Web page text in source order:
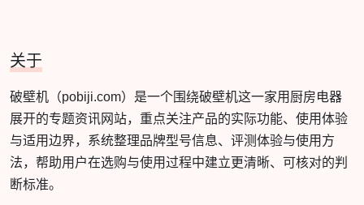
关于
破壁机（pobiji.com）是一个围绕破壁机这一家用厨房电器
展开的专题资讯网站，重点关注产品的实际功能、使用体验
与适用边界，系统整理品牌型号信息、评测体验与使用方
法，帮助用户在选购与使用过程中建立更清晰、可核对的判
断标准。